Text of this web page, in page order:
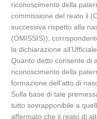
riconoscimento della
commissione del reato il
successiva rispetto alla
(OMISSIS)),
la dichiarazione
Quanto detto consente di
riconoscimento della
formazione dell’atto di
Sulla base di tale
tutto sovrapponibile a
affermato che il reato di